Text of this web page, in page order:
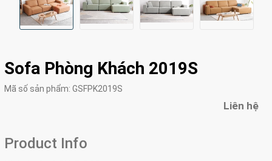
Sofa Phòng Khách 2019S
Mã số sản phẩm: GSFPK2019S
Liên hệ
Product Info